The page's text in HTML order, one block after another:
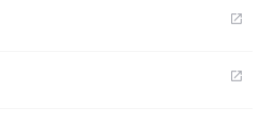
open_in_new
open_in_new